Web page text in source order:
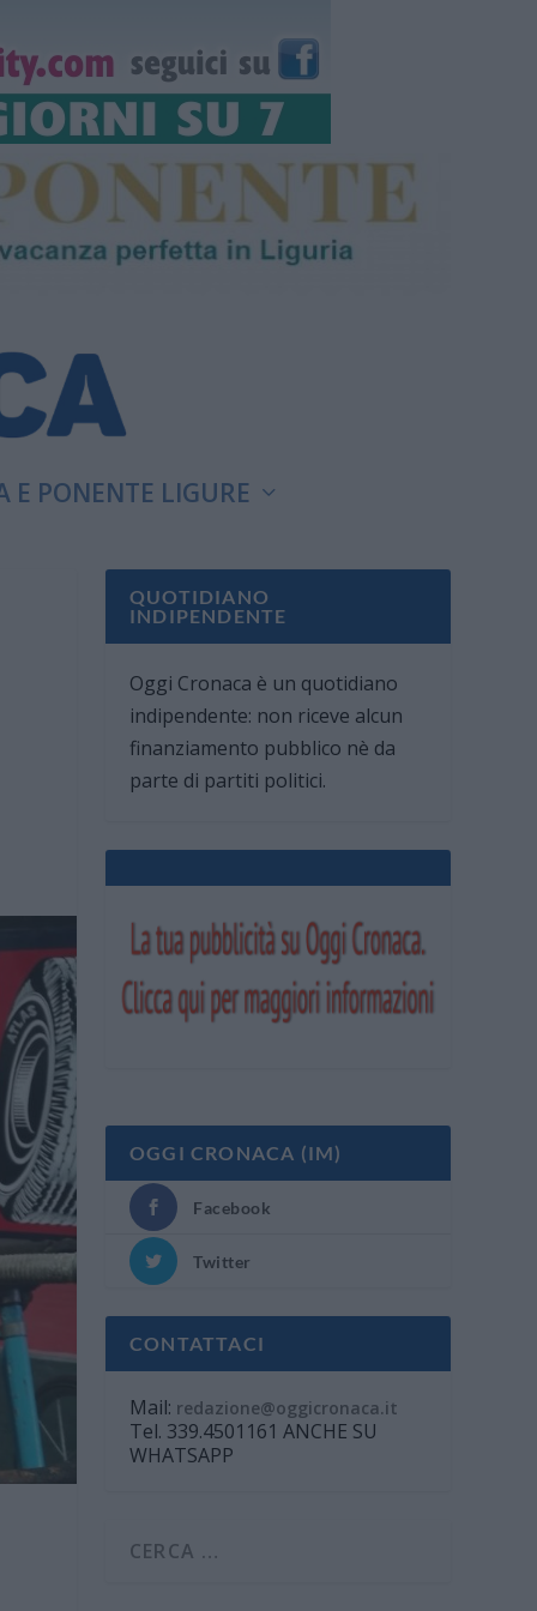
PONENTE LIGURE
QUOTIDIANO
INDIPENDENTE
Oggi Cronaca è un quotidiano
indipendente: non riceve alcun
finanziamento pubblico nè da
parte di partiti politici.
OGGI CRONACA (IM)
Facebook
Twitter
CONTATTACI
Mail: redazione@oggicronaca.it
Tel. 339.4501161 ANCHE SU
WHATSAPP